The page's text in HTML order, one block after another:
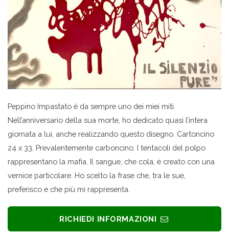
Peppino Impastato è da sempre uno dei miei miti.
Nell’anniversario della sua morte, ho dedicato quasi l’intera
giornata a lui, anche realizzando questo disegno. Cartoncino
24 x 33. Prevalentemente carboncino. I tentacoli del polpo
rappresentano la mafia. Il sangue, che cola, è creato con una
vernice particolare. Ho scelto la frase che, tra le sue,
preferisco e che più mi rappresenta.
RICHIEDI INFORMAZIONI